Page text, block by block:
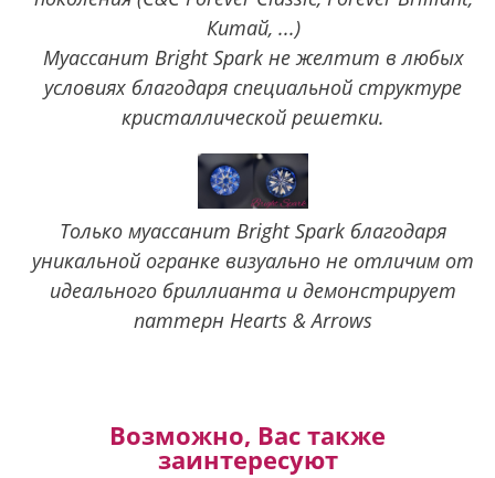
Китай, ...)
Муассанит Bright Spark не желтит в любых
условиях благодаря специальной структуре
кристаллической решетки.
Только муассанит Bright Spark благодаря
уникальной огранке визуально не отличим от
идеального бриллианта и демонстрирует
паттерн Hearts & Arrows
Возможно, Вас также
заинтересуют